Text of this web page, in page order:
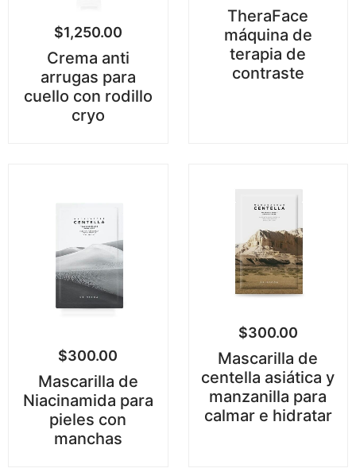
$1,250.00
Crema anti
arrugas para
cuello con rodillo
cryo
TheraFace
máquina de
terapia de
contraste
$300.00
Mascarilla de
Niacinamida para
pieles con
manchas
$300.00
Mascarilla de
centella asiática y
manzanilla para
calmar e hidratar